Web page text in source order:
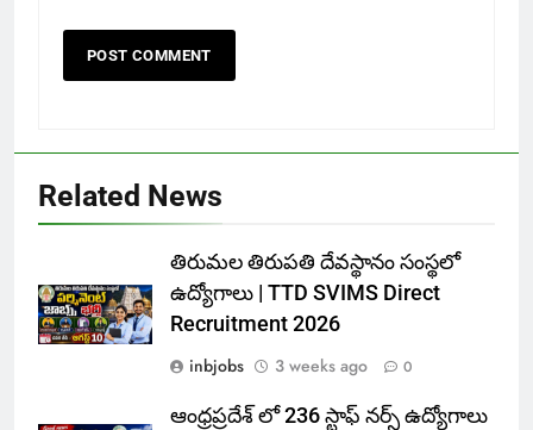
Related News
తిరుమల తిరుపతి దేవస్థానం సంస్థలో
ఉద్యోగాలు | TTD SVIMS Direct
Recruitment 2026
inbjobs
3 weeks ago 0
ఆంధ్రప్రదేశ్ లో 236 స్టాఫ్ నర్స్ ఉద్యోగాలు